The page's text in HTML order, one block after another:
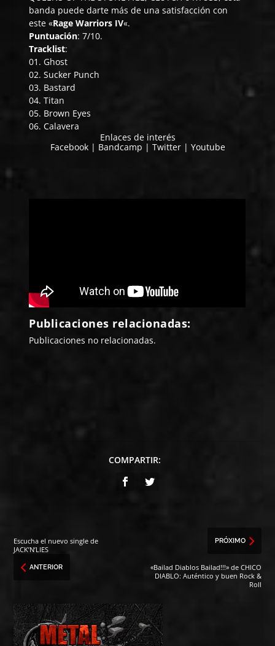
banda puede darte más de una satisfacción con
este «Rage Warriors IV«.
Puntuación: 7/10.
Tracklist:
01. Ghost
02. Sucker Punch
03. Bastard
04. Titan
05. Brown Eyes
06. Calavera
Enlaces de interés
Facebook| Bandcamp | Twitter| Youtube
Publicaciones relacionadas:
Publicaciones no relacionadas.
COMPARTIR:
Escucha el nuevo single de
JACK’N’LIES
ANTERIOR
PRÓXIMO
«Bailad Diablos Bailad!!!» de CHICO
DIABLO: Auténtico y buen Rock &
Roll